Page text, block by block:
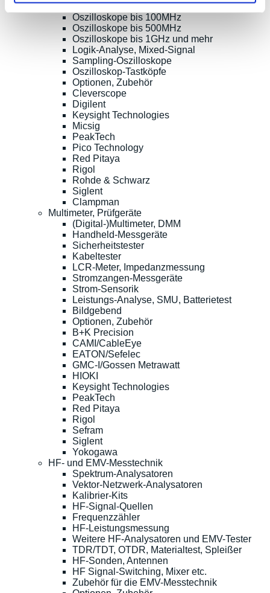
Handheld Oszilloskope
Oszilloskope bis 100MHz
Oszilloskope bis 500MHz
Oszilloskope bis 1GHz und mehr
Logik-Analyse, Mixed-Signal
Sampling-Oszilloskope
Oszilloskop-Tastköpfe
Optionen, Zubehör
Cleverscope
Digilent
Keysight Technologies
Micsig
PeakTech
Pico Technology
Red Pitaya
Rigol
Rohde & Schwarz
Siglent
Clampman
Multimeter, Prüfgeräte
(Digital-)Multimeter, DMM
Handheld-Messgeräte
Sicherheitstester
Kabeltester
LCR-Meter, Impedanzmessung
Stromzangen-Messgeräte
Strom-Sensorik
Leistungs-Analyse, SMU, Batterietest
Bildgebend
Optionen, Zubehör
B+K Precision
CAMI/CableEye
EATON/Sefelec
GMC-I/Gossen Metrawatt
HIOKI
Keysight Technologies
PeakTech
Red Pitaya
Rigol
Sefram
Siglent
Yokogawa
HF- und EMV-Messtechnik
Spektrum-Analysatoren
Vektor-Netzwerk-Analysatoren
Kalibrier-Kits
HF-Signal-Quellen
Frequenzzähler
HF-Leistungsmessung
Weitere HF-Analysatoren und EMV-Tester
TDR/TDT, OTDR, Materialtest, Spleißer
HF-Sonden, Antennen
HF Signal-Switching, Mixer etc.
Zubehör für die EMV-Messtechnik